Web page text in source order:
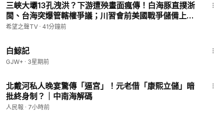
三峽大壩13孔洩洪？下游遭殃畫面瘋傳！白海豚直撲浙
閩、台海突爆管轄權爭議；川習會前美國戰爭儲備上
桌，習近平17年福建舊地連環震，何立峰履歷交集浮現
希望之聲TV · 41分鐘前
白鯨記
GJW+ · 3星期前
北戴河私人晚宴驚傳「逼宮」！元老借「康熙立儲」暗
批終身制？｜中南海解碼
人民報 · 7小時前